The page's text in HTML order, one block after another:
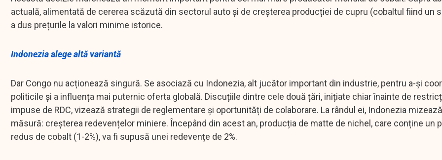
actuală, alimentată de cererea scăzută din sectorul auto și de creșterea producției de cupru (cobaltul fiind un
a dus prețurile la valori minime istorice.
Indonezia alege altă variantă
Dar Congo nu acționează singură. Se asociază cu Indonezia, alt jucător important din industrie, pentru a-și
politicile și a influența mai puternic oferta globală. Discuțiile dintre cele două țări, inițiate chiar înainte de
impuse de RDC, vizează strategii de reglementare și oportunități de colaborare. La rândul ei, Indonezia
măsură: creșterea redevențelor miniere. Începând din acest an, producția de matte de nichel, care conține un
redus de cobalt (1-2%), va fi supusă unei redevențe de 2%.